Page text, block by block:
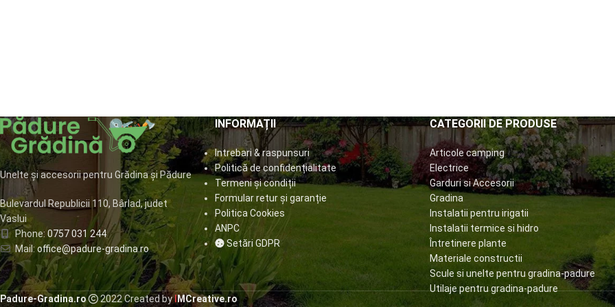
Unelte și accesorii pentru Grădina și Pădure
Bulevardul Republicii 110, Bârlad, judet
Vaslui
Phone: 0757 031 244
Mail:office@padure-gradina.ro
INFORMAȚII
Intrebari & raspunsuri
Politică de confidențialitate
Termeni și condiții
Formular retur și garanție
Politica Cookies
ANPC
Setări GDPR
CATEGORII DE PRODUSE
Articole camping
Electrice
Garduri si Accesorii
Gradina
Instalatii pentru irigatii
Instalatii termice si hidro
Întretinere plante
Materiale constructii
Scule si unelte pentru gradina-padure
Utilaje pentru gradina-padure
Padure-Gradina.ro
2022 Created byIMCreative.ro